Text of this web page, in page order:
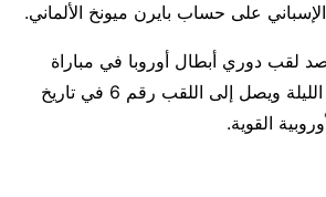
على حساب بايرن ميونخ الألماني.
لقب دوري أبطال أوروبا في مباراة
ريال مدريد وليفربول الليلة ويصل إلى اللقب رقم 6 في تاريخ
القوية.